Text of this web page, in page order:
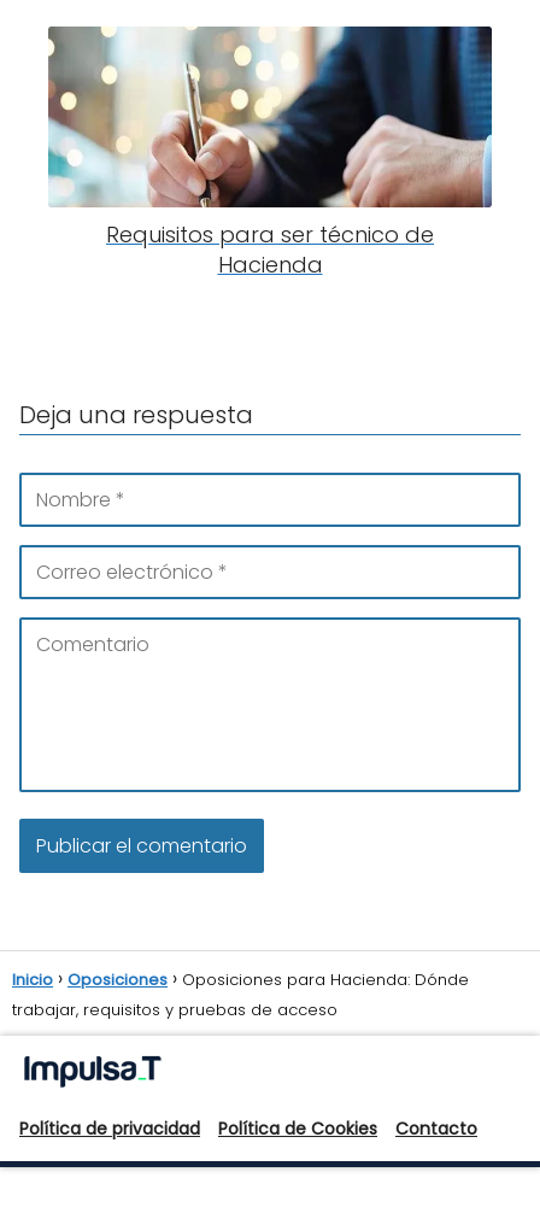
Requisitos para ser técnico de
Hacienda
Deja una respuesta
Inicio Oposiciones
Oposiciones para Hacienda: Dónde
trabajar, requisitos y pruebas de acceso
Política de privacidad Política de Cookies Contacto